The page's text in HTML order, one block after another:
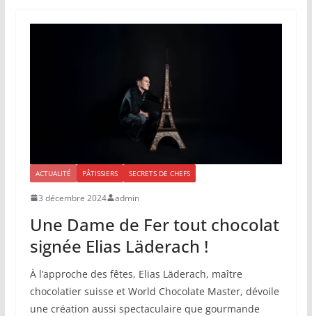
ACTUALITÉ PÂTISSIERS SECRETS DE CHEFS
3 décembre 2024 admin
Une Dame de Fer tout chocolat
signée Elias Läderach !
À l’approche des fêtes, Elias Läderach, maître
chocolatier suisse et World Chocolate Master, dévoile
une création aussi spectaculaire que gourmande